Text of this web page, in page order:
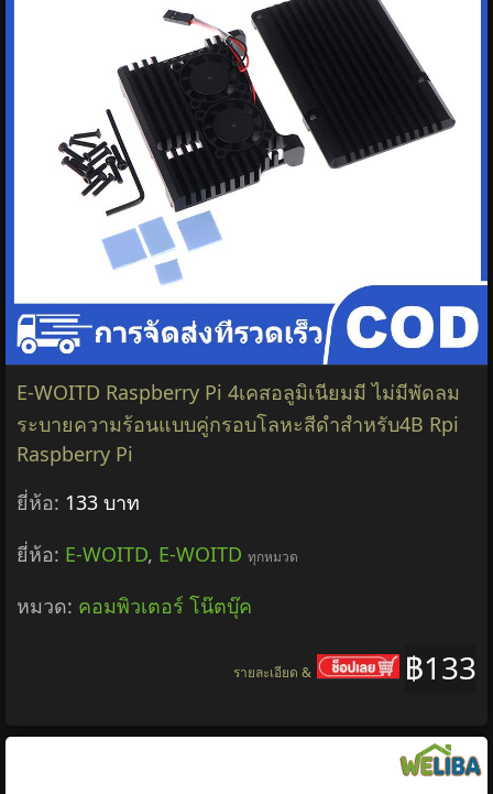
E-WOITD Raspberry Pi 4เคสอลูมิเนียมมี ไม่มีพัดลม
ระบายความร้อนแบบคู่กรอบโลหะสีดำสำหรับ4B Rpi
Raspberry Pi
ยี่ห้อ: 133 บาท
ยี่ห้อ: E-WOITD, E-WOITD ทุกหมวด
หมวด: คอมพิวเตอร์ โน๊ตบุ๊ค
฿133
รายละเอียด &